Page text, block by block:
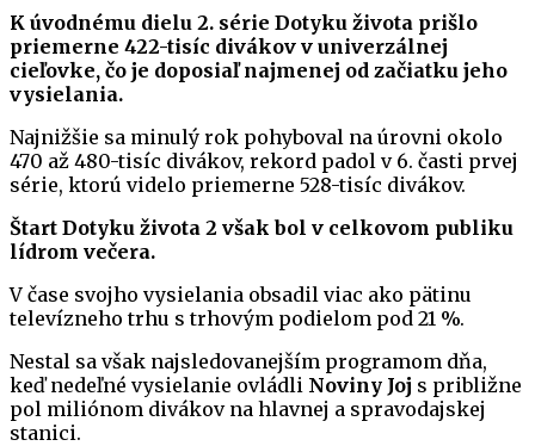
K úvodnému dielu 2. série Dotyku života prišlo
priemerne 422-tisíc divákov v univerzálnej
cieľovke, čo je doposiaľ najmenej od začiatku jeho
vysielania.
Najnižšie sa minulý rok pohyboval na úrovni okolo
470 až 480-tisíc divákov, rekord padol v 6. časti prvej
série, ktorú videlo priemerne 528-tisíc divákov.
Štart Dotyku života 2 však bol v celkovom publiku
lídrom večera.
V čase svojho vysielania obsadil viac ako pätinu
televízneho trhu s trhovým podielom pod 21 %.
Nestal sa však najsledovanejším programom dňa,
keď nedeľné vysielanie ovládli Noviny Joj s približne
pol miliónom divákov na hlavnej a spravodajskej
stanici.